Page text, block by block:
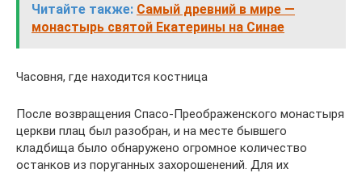
Читайте также: Самый древний в мире —
монастырь святой Екатерины на Синае
Часовня, где находится костница
После возвращения Спасо-Преображенского монастыря
церкви плац был разобран, и на месте бывшего
кладбища было обнаружено огромное количество
останков из поруганных захорошенений. Для их